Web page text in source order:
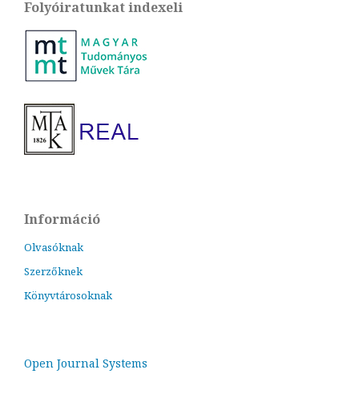
Folyóiratunkat indexeli
Információ
Olvasóknak
Szerzőknek
Könyvtárosoknak
Open Journal Systems